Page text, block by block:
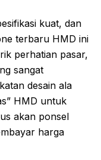
kuat, dan
terbaru HMD ini
perhatian pasar,
sangat
desain ala
HMD untuk
akan ponsel
harga